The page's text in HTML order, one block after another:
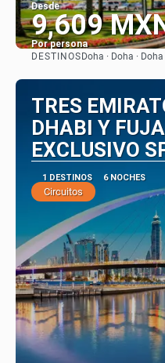
Desde
9,609
Por persona
DESTINOS Doha · Doha · Doha
TRES
DHABI Y
EXCLUSIVO
1 DESTINOS 6 NOCHES
Circuitos